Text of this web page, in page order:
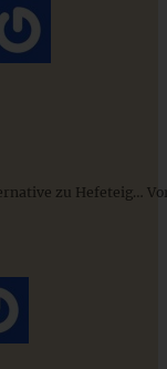
zu Hefeteig…